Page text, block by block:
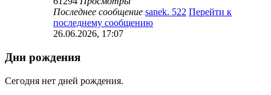
Последнее сообщение sanek. 522 Перейти к
последнему сообщению
26.06.2026, 17:07
Дни рождения
Сегодня нет дней рождения.